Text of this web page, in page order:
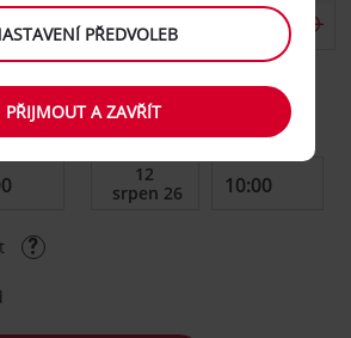
vrácení
DATUM DO
PŘEDVOLEB
PŘIJMOUT A ZAVŘÍT